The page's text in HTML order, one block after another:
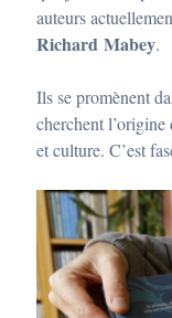
auteurs
Richard Mabey.
Ils se promènent
cherchent
et culture. C’est